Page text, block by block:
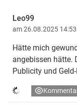
Leo99
am 26.08.2025
Hätte mich
angebissen hätte.
Publicity und